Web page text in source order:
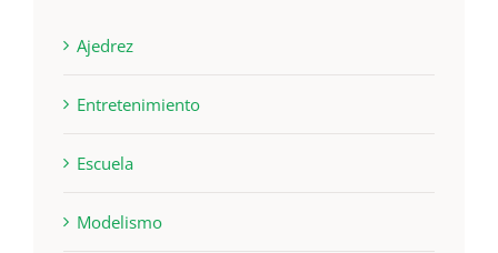
Ajedrez
Entretenimiento
Escuela
Modelismo